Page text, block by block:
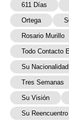
611 Días
Ortega
Rosario Murillo
Todo Contacto
Su Nacionalidad
Tres Semanas
Su Visión
Su Reencuentro